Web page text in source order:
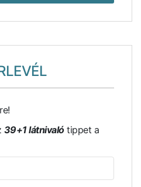
39+1 látnivalótippet a